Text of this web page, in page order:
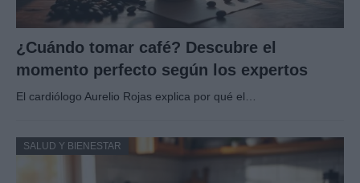
¿Cuándo tomar café? Descubre el
momento perfecto según los expertos
El cardiólogo Aurelio Rojas explica por qué el…
SALUD Y BIENESTAR